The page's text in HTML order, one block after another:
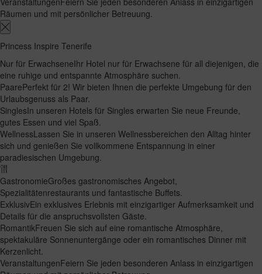
Räumen und mit persönlicher Betreuung.
Princess Inspire Tenerife
Nur für ErwachseneIhr Hotel nur für Erwachsene für all diejenigen, die
eine ruhige und entspannte Atmosphäre suchen.
PaarePerfekt für 2! Wir bieten Ihnen die perfekte Umgebung für den
Urlaubsgenuss als Paar.
SinglesIn unseren Hotels für Singles erwarten Sie neue Freunde,
gutes Essen und viel Spaß.
WellnessLassen Sie in unseren Wellnessbereichen den Alltag hinter
sich und genießen Sie vollkommene Entspannung in einer
paradiesischen Umgebung.
GastronomieGroßes gastronomisches Angebot,
Spezialitätenrestaurants und fantastische Buffets.
ExklusivEin exklusives Erlebnis mit einzigartiger Aufmerksamkeit und
Details für die anspruchsvollsten Gäste.
RomantikFreuen Sie sich auf eine romantische Atmosphäre,
spektakuläre Sonnenuntergänge oder ein romantisches Dinner mit
Kerzenlicht.
VeranstaltungenFeiern Sie jeden besonderen Anlass in einzigartigen